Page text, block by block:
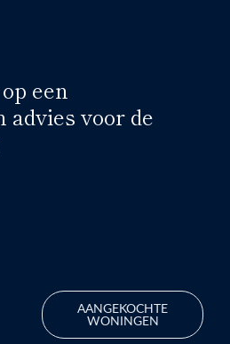
een
voor de
AANGEKOCHTE
WONINGEN